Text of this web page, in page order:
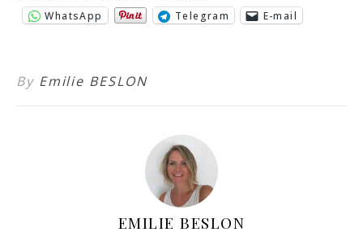
WhatsApp Telegram E-mail
By Emilie BESLON
EMILIE BESLON